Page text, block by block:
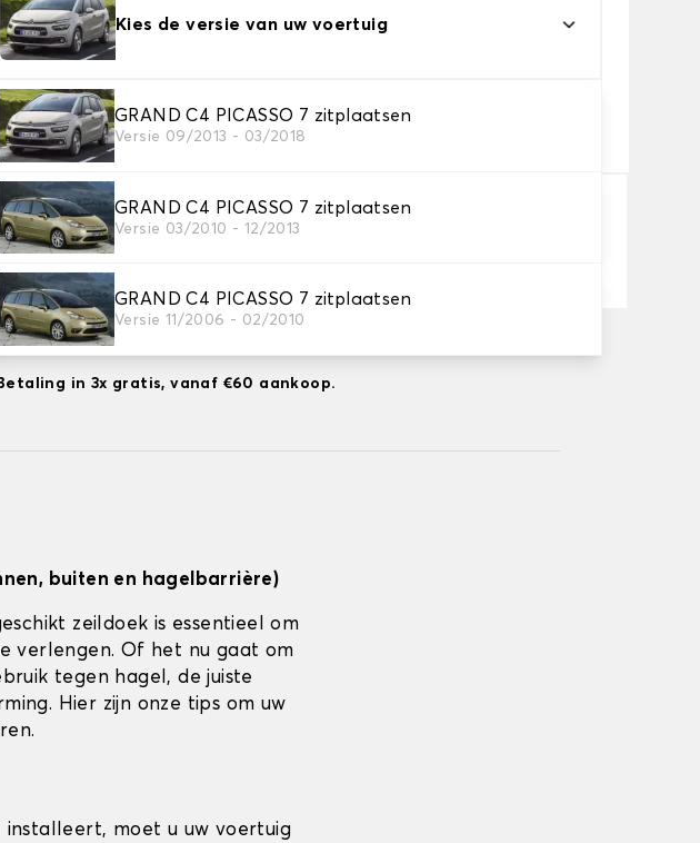
Kies de versie van uw voertuig
GRAND C4 PICASSO 7 zitplaatsen
Versie 09/2013 - 03/2018
GRAND C4 PICASSO 7 zitplaatsen
Versie 03/2010 - 12/2013
GRAND C4 PICASSO 7 zitplaatsen
Versie 11/2006 - 02/2010
Beschermingsniveau
de juiste beschermhoes voor uw behoeftes
€ 78,64
Geschatte gratis levering naar 17-08-2026
in 3x gratis, vanaf €60 aankoop.
buiten en hagelbarrière)
zeildoek is essentieel om
verlengen. Of het nu gaat om
tegen hagel, de juiste
Hier zijn onze tips om uw
installeert, moet u uw voertuig